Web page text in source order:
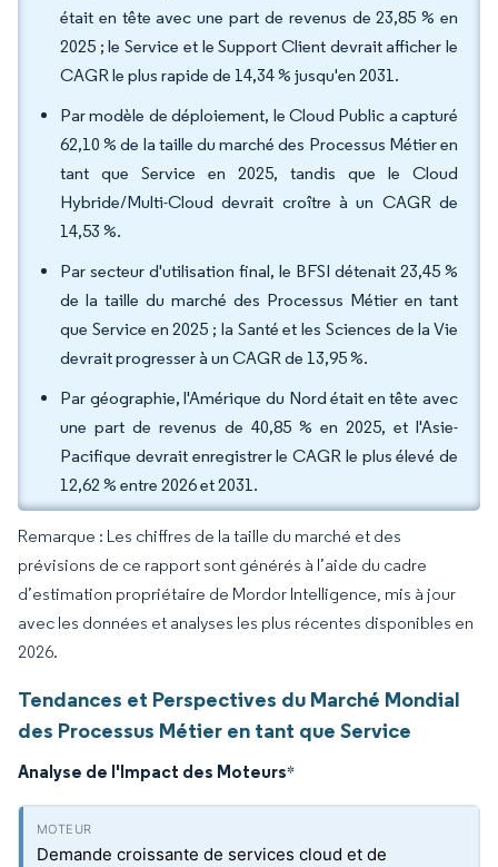
était en tête avec une part de revenus de 23,85 % en
2025 ; le Service et le Support Client devrait afficher le
CAGR le plus rapide de 14,34 % jusqu'en 2031.
Par modèle de déploiement, le Cloud Public a capturé
62,10 % de la taille du marché des Processus Métier en
tant que Service en 2025, tandis que le Cloud
Hybride/Multi-Cloud devrait croître à un CAGR de
14,53 %.
Par secteur d'utilisation final, le BFSI détenait 23,45 %
de la taille du marché des Processus Métier en tant
que Service en 2025 ; la Santé et les Sciences de la Vie
devrait progresser à un CAGR de 13,95 %.
Par géographie, l'Amérique du Nord était en tête avec
une part de revenus de 40,85 % en 2025, et l'Asie-
Pacifique devrait enregistrer le CAGR le plus élevé de
12,62 % entre 2026 et 2031.
Remarque : Les chiffres de la taille du marché et des
prévisions de ce rapport sont générés à l’aide du cadre
d’estimation propriétaire de Mordor Intelligence, mis à jour
avec les données et analyses les plus récentes disponibles en
2026.
Tendances et Perspectives du Marché Mondial
des Processus Métier en tant que Service
Analyse de l'Impact des Moteurs*
Demande croissante de services cloud et de